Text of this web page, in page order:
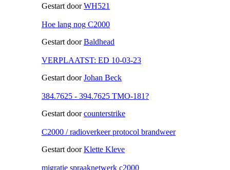
Gestart doorWH521
Hoe lang nog C2000
Gestart doorBaldhead
VERPLAATST: ED 10-03-23
Gestart doorJohan Beck
384.7625 - 394.7625 TMO-181?
Gestart doorcounterstrike
C2000 / radioverkeer protocol brandweer
Gestart doorKlette Kleve
migratie spraaknetwerk c2000